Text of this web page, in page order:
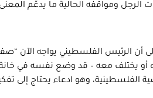
ومواقفه الحالية ما يدعّم المعنى
أن الرئيس الفلسطيني يواجه الآن
يختلف معه – قد وضع نفسه في خانة
الفلسطينية، وهو ادعاء يحتاج إلى